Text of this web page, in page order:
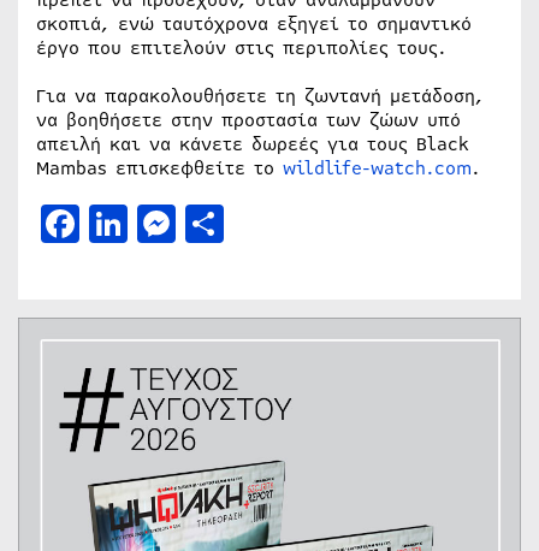
σκοπιά, ενώ ταυτόχρονα εξηγεί το σημαντικό
έργο που επιτελούν στις περιπολίες τους.
Για να παρακολουθήσετε τη ζωντανή μετάδοση,
να βοηθήσετε στην προστασία των ζώων υπό
απειλή και να κάνετε δωρεές για τους Black
Mambas επισκεφθείτε το wildlife-watch.com.
Facebook
LinkedIn
Messenger